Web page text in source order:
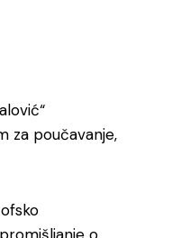
za poučavanje,